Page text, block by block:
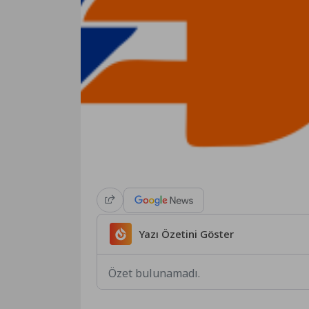
Yazı Özetini Göster
Özet bulunamadı.